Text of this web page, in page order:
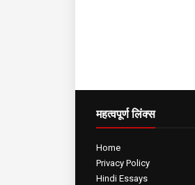
महत्वपूर्ण लिंक्स
Home
Privacy Policy
Hindi Essays